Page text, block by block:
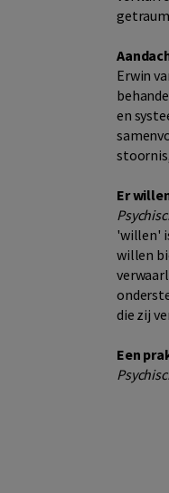
Erwin
en
Er
'willen'
willen
die zij
Een